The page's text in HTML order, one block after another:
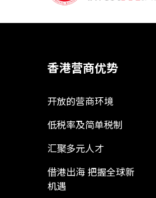
香港营商优势
开放的营商环境
低税率及简单税制
汇聚多元人才
借港出海 把握全球新
机遇